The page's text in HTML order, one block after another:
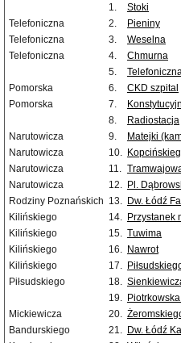
1.
Stoki
Telefoniczna
2. Pieniny
Telefoniczna
3. Weselna
Telefoniczna
4. Chmurna
5.
Pomorska
6. CKD szpital
Pomorska
7.
8.
Radiostacja
Narutowicza
9. Matejki
Narutowicza
10.
Narutowicza
11.
Narutowicza
12. Pl.
Rodziny Poznańskich 13. Dw. Łódź
Kilińskiego
14. Przystanek
Kilińskiego
15. Tuwima
Kilińskiego
16. Nawrot
Kilińskiego
17.
Piłsudskiego
18.
19.
Mickiewicza
20.
Bandurskiego
21. Dw. Łódź